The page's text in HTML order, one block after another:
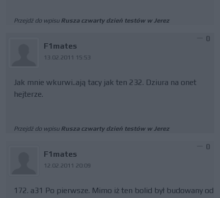
Przejdź do wpisu Rusza czwarty dzień testów w Jerez
F1mates
13.02.2011 15:53
0
Jak mnie wkurwi..ają tacy jak ten 232. Dziura na onet
hejterze.
Przejdź do wpisu Rusza czwarty dzień testów w Jerez
F1mates
12.02.2011 20:09
0
172. a31 Po pierwsze. Mimo iż ten bolid był budowany od